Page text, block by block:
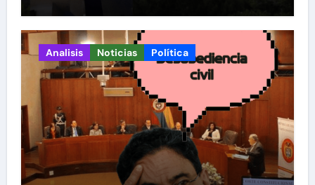
Analisis Noticias Política